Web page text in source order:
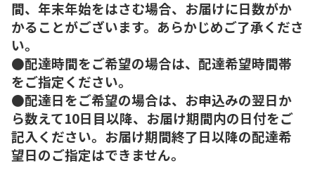
間、年末年始をはさむ場合、お届けに日数がか
かることがございます。あらかじめご了承くださ
い。
●配達時間をご希望の場合は、配達希望時間帯
をご指定ください。
●配達日をご希望の場合は、お申込みの翌日か
ら数えて10日目以降、お届け期間内の日付をご
記入ください。お届け期間終了日以降の配達希
望日のご指定はできません。